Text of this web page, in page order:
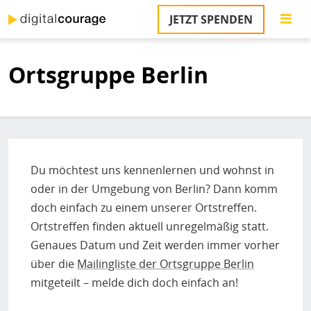
zum
Inhalt
JETZT SPENDEN
Ortsgruppe Berlin
Du möchtest uns kennenlernen und wohnst in
oder in der Umgebung von Berlin? Dann komm
doch einfach zu einem unserer Ortstreffen.
Ortstreffen finden aktuell unregelmäßig statt.
Genaues Datum und Zeit werden immer vorher
über die Mailingliste der Ortsgruppe Berlin
mitgeteilt – melde dich doch einfach an!